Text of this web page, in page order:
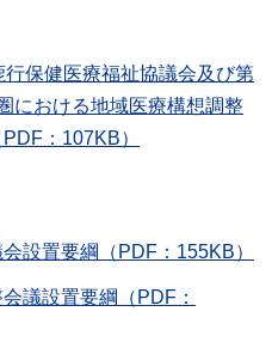
保健医療福祉協議会及び第
における地域医療構想調整
：107KB）
設置要綱（PDF：155KB）
議設置要綱（PDF：